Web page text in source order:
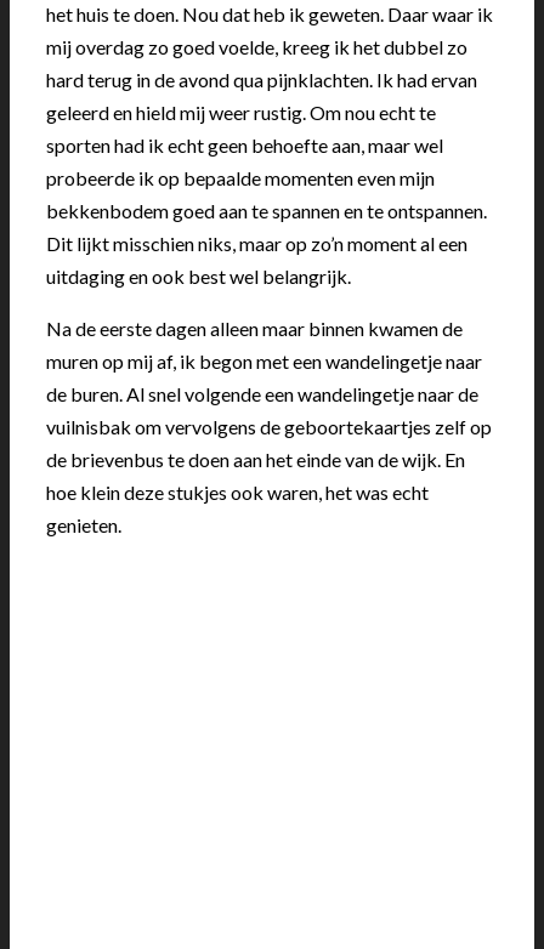
het huis te doen. Nou dat heb ik geweten. Daar waar ik
mij overdag zo goed voelde, kreeg ik het dubbel zo
hard terug in de avond qua pijnklachten. Ik had ervan
geleerd en hield mij weer rustig. Om nou echt te
sporten had ik echt geen behoefte aan, maar wel
probeerde ik op bepaalde momenten even mijn
bekkenbodem goed aan te spannen en te ontspannen.
Dit lijkt misschien niks, maar op zo’n moment al een
uitdaging en ook best wel belangrijk.
Na de eerste dagen alleen maar binnen kwamen de
muren op mij af, ik begon met een wandelingetje naar
de buren. Al snel volgende een wandelingetje naar de
vuilnisbak om vervolgens de geboortekaartjes zelf op
de brievenbus te doen aan het einde van de wijk. En
hoe klein deze stukjes ook waren, het was echt
genieten.